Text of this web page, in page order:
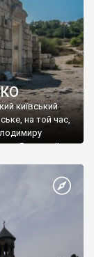
київський
на той час,
Василю ІІ, та
Таврійського